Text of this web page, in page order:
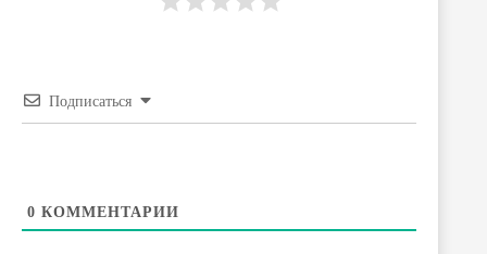
Подписаться
0 КОММЕНТАРИИ